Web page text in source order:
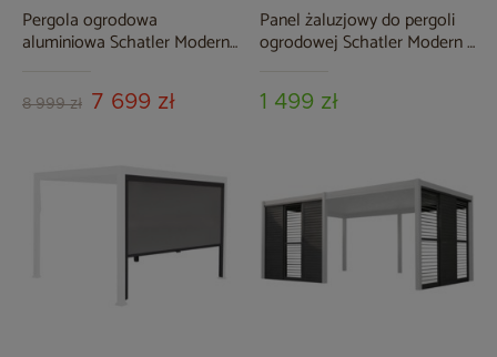
Pergola ogrodowa
aluminiowa Schatler Modern
8 999 zł 7 699 zł
Panel żaluzjowy do pergoli
ogrodowej Schatler Modern /
1 499 zł